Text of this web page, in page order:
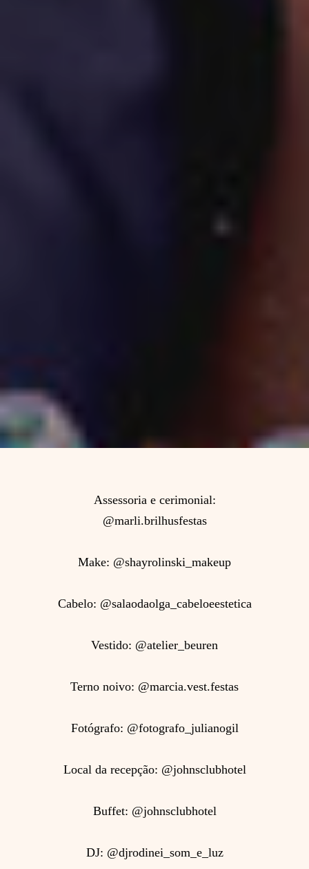
Assessoria e cerimonial:
@marli.brilhusfestas
Make: @shayrolinski_makeup
Cabelo: @salaodaolga_cabeloeestetica
Vestido: @atelier_beuren
Terno noivo: @marcia.vest.festas
Fotógrafo: @fotografo_julianogil
Local da recepção: @johnsclubhotel
Buffet: @johnsclubhotel
DJ: @djrodinei_som_e_luz